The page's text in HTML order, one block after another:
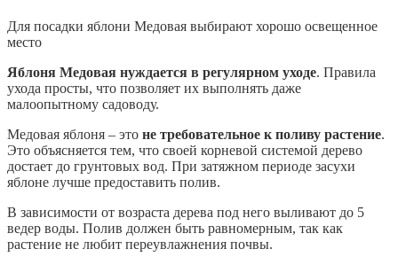
Для посадки яблони Медовая выбирают хорошо освещенное
место
Яблоня Медовая нуждается в регулярном уходе. Правила
ухода просты, что позволяет их выполнять даже
малоопытному садоводу.
Медовая яблоня – это не требовательное к поливу растение.
Это объясняется тем, что своей корневой системой дерево
достает до грунтовых вод. При затяжном периоде засухи
яблоне лучше предоставить полив.
В зависимости от возраста дерева под него выливают до 5
ведер воды. Полив должен быть равномерным, так как
растение не любит переувлажнения почвы.